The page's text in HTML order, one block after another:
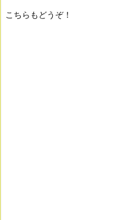
こちらもどうぞ！